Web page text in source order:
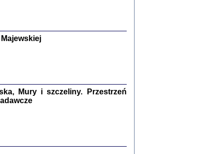
Engelking, Jan Grabowski
, oprac. i wstępem opatrzyłaMarta Janczewska
Studia i Materiały
Mury i szczeliny. Przestrzeń